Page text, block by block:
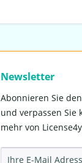
Newsletter
Abonnieren Sie
und verpassen Sie
mehr von